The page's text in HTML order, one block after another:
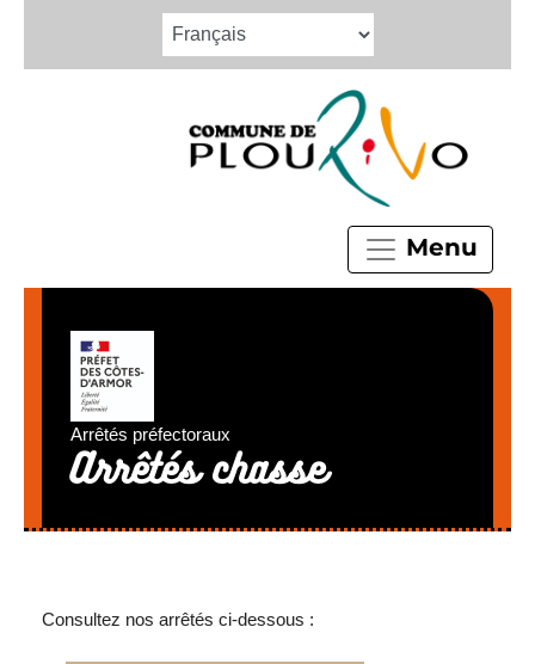
Menu
Arrêtés préfectoraux
Arrêtés chasse
Consultez nos arrêtés ci-dessous :